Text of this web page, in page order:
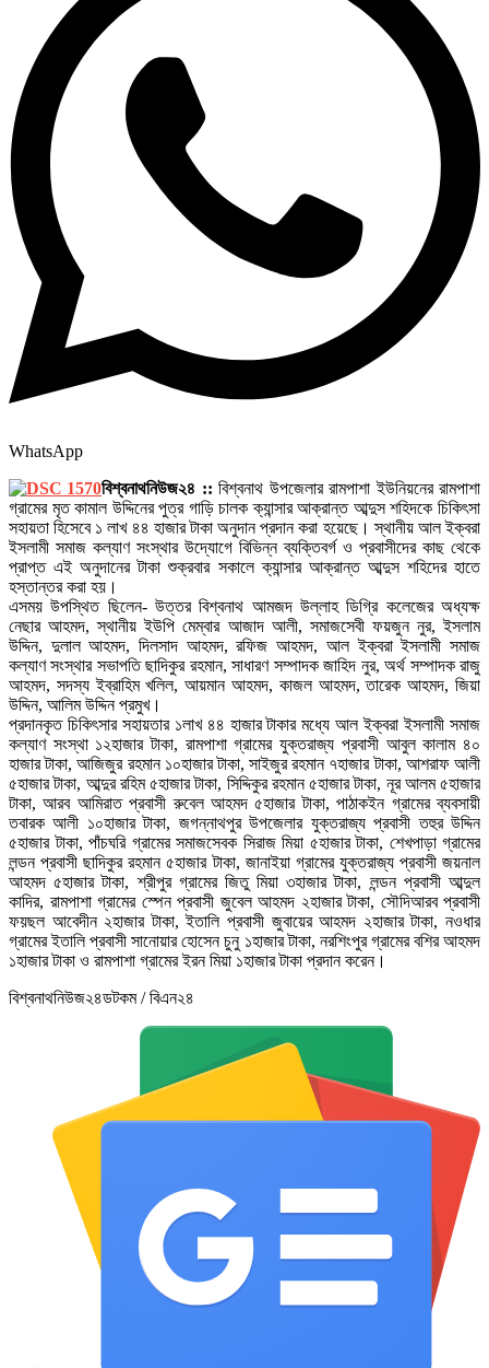
WhatsApp
বিশ্বনাথনিউজ২৪ :: বিশ্বনাথ উপজেলার রামপাশা ইউনিয়নের রামপাশা
গ্রামের মৃত কামাল উদ্দিনের পুত্র গাড়ি চালক ক্যান্সার আক্রান্ত আব্দুস শহিদকে চিকিৎসা
সহায়তা হিসেবে ১ লাখ ৪৪ হাজার টাকা অনুদান প্রদান করা হয়েছে। স্থানীয় আল ইক্বরা
ইসলামী সমাজ কল্যাণ সংস্থার উদ্যোগে বিভিন্ন ব্যক্তিবর্গ ও প্রবাসীদের কাছ থেকে
প্রাপ্ত এই অনুদানের টাকা শুক্রবার সকালে ক্যান্সার আক্রান্ত আব্দুস শহিদের হাতে
হস্তান্তর করা হয়।
এসময় উপস্থিত ছিলেন- উত্তর বিশ্বনাথ আমজদ উল্লাহ ডিগ্রি কলেজের অধ্যক্ষ
নেছার আহমদ, স্থানীয় ইউপি মেম্বার আজাদ আলী, সমাজসেবী ফয়জুন নুর, ইসলাম
উদ্দিন, দুলাল আহমদ, দিলসাদ আহমদ, রফিজ আহমদ, আল ইক্বরা ইসলামী সমাজ
কল্যাণ সংস্থার সভাপতি ছাদিকুর রহমান, সাধারণ সম্পাদক জাহিদ নুর, অর্থ সম্পাদক রাজু
আহমদ, সদস্য ইব্রাহিম খলিল, আয়মান আহমদ, কাজল আহমদ, তারেক আহমদ, জিয়া
উদ্দিন, আলিম উদ্দিন প্রমুখ।
প্রদানকৃত চিকিৎসার সহায়তার ১লাখ ৪৪ হাজার টাকার মধ্যে আল ইক্বরা ইসলামী সমাজ
কল্যাণ সংস্থা ১২হাজার টাকা, রামপাশা গ্রামের যুক্তরাজ্য প্রবাসী আবুল কালাম ৪০
হাজার টাকা, আজিজুর রহমান ১০হাজার টাকা, সাইজুর রহমান ৭হাজার টাকা, আশরাফ আলী
৫হাজার টাকা, আব্দুর রহিম ৫হাজার টাকা, সিদ্দিকুর রহমান ৫হাজার টাকা, নূর আলম ৫হাজার
টাকা, আরব আমিরাত প্রবাসী রুবেল আহমদ ৫হাজার টাকা, পাঠাকইন গ্রামের ব্যবসায়ী
তবারক আলী ১০হাজার টাকা, জগন্নাথপুর উপজেলার যুক্তরাজ্য প্রবাসী তহুর উদ্দিন
৫হাজার টাকা, পাঁচঘরি গ্রামের সমাজসেবক সিরাজ মিয়া ৫হাজার টাকা, শেখপাড়া গ্রামের
লন্ডন প্রবাসী ছাদিকুর রহমান ৫হাজার টাকা, জানাইয়া গ্রামের যুক্তরাজ্য প্রবাসী জয়নাল
আহমদ ৫হাজার টাকা, শ্রীপুর গ্রামের জিতু মিয়া ৩হাজার টাকা, লন্ডন প্রবাসী আব্দুল
কাদির, রামপাশা গ্রামের স্পেন প্রবাসী জুবেল আহমদ ২হাজার টাকা, সৌদিআরব প্রবাসী
ফয়ছল আবেদীন ২হাজার টাকা, ইতালি প্রবাসী জুবায়ের আহমদ ২হাজার টাকা, নওধার
গ্রামের ইতালি প্রবাসী সানোয়ার হোসেন চুনু ১হাজার টাকা, নরশিংপুর গ্রামের বশির আহমদ
১হাজার টাকা ও রামপাশা গ্রামের ইরন মিয়া ১হাজার টাকা প্রদান করেন।
বিশ্বনাথনিউজ২৪ডটকম / বিএন২৪